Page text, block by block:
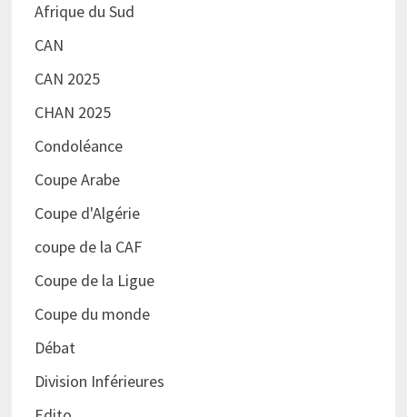
Afrique du Sud
CAN
CAN 2025
CHAN 2025
Condoléance
Coupe Arabe
Coupe d'Algérie
coupe de la CAF
Coupe de la Ligue
Coupe du monde
Débat
Division Inférieures